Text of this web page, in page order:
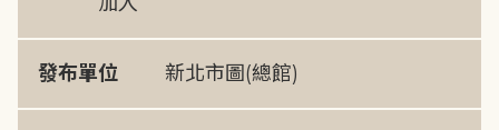
發布單位 新北市圖(總館)